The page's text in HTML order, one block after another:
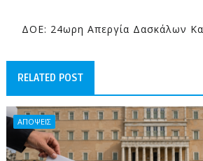
ΔΟΕ: 24ωρη Απεργία Δασκάλων
RELATED POST
ΑΠΟΨΕΙΣ